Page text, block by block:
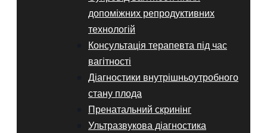
допоміжних репродуктивних
технологій
Консультація терапевта під час
вагітності
Діагностики внутрішньоутробного
стану плода
Пренатальний скринінг
Ультразвукова діагностика